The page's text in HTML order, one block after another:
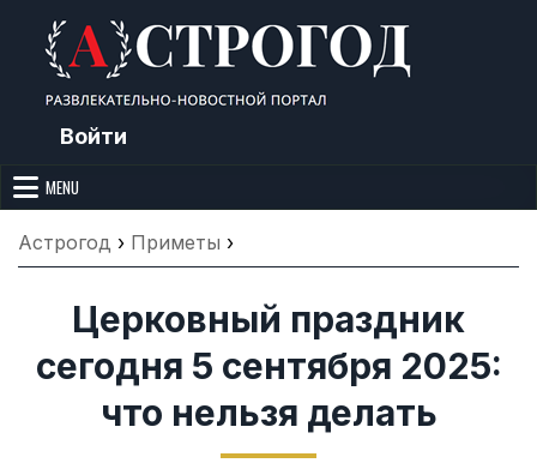
content
Войти
Астрогод: Праздники сегодня,
Лунный календарь, Приметы,
Что нельзя делать, Гороскопы и
Сонник
приметы, точный гороскоп и толкование снов. Читайте, что можно и
MENU
Астрогод › Приметы ›
Церковный праздник
сегодня 5 сентября 2025:
что нельзя делать